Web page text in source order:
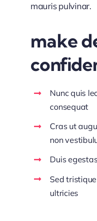
mauris pulvinar.
make
Nunc quis
consequat
Cras ut
non
Duis
Sed
ultricies